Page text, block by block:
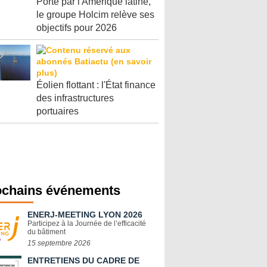
le groupe Holcim relève ses
objectifs pour 2026
Éolien flottant : l'État finance
des infrastructures
portuaires
événements
ENERJ-MEETING LYON 2026
Participez à la Journée de l’efficacité
du bâtiment
15 septembre 2026
ENTRETIENS DU CADRE DE